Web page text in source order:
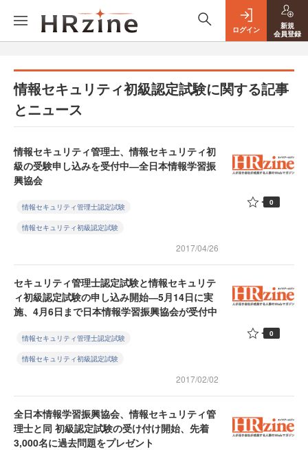
ログイン
新規
会員登録
情報セキュリティ初級認定試験に関する記事
とニュース
情報セキュリティ管理士、情報セキュリティ初
級の受験申し込みを受付中―全日本情報学習振
興協会
情報セキュリティ管理士認定試験
情報セキュリティ初級認定試験
2017/04/26
0
セキュリティ管理士認定試験と情報セキュリテ
ィ初級認定試験の申し込み開始―5月14日に実
施、4月6日まで日本情報学習振興協会が受付中
情報セキュリティ管理士認定試験
情報セキュリティ初級認定試験
2017/02/02
0
全日本情報学習振興協会、情報セキュリティ管
理士と同 初級認定試験の受け付け開始、先着
3,000名に過去問題をプレゼント